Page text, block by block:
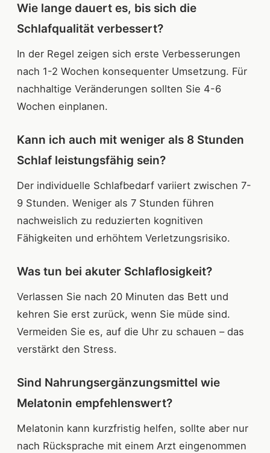
Wie lange dauert es, bis sich die
Schlafqualität verbessert?
In der Regel zeigen sich erste Verbesserungen
nach 1-2 Wochen konsequenter Umsetzung. Für
nachhaltige Veränderungen sollten Sie 4-6
Wochen einplanen.
Kann ich auch mit weniger als 8 Stunden
Schlaf leistungsfähig sein?
Der individuelle Schlafbedarf variiert zwischen 7-
9 Stunden. Weniger als 7 Stunden führen
nachweislich zu reduzierten kognitiven
Fähigkeiten und erhöhtem Verletzungsrisiko.
Was tun bei akuter Schlaflosigkeit?
Verlassen Sie nach 20 Minuten das Bett und
kehren Sie erst zurück, wenn Sie müde sind.
Vermeiden Sie es, auf die Uhr zu schauen – das
verstärkt den Stress.
Sind Nahrungsergänzungsmittel wie
Melatonin empfehlenswert?
Melatonin kann kurzfristig helfen, sollte aber nur
nach Rücksprache mit einem Arzt eingenommen